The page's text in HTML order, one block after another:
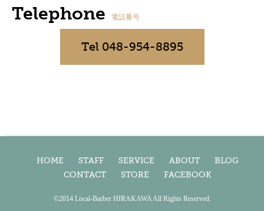
Telephone 電話番号
Tel 048-954-8895
HOME STAFF SERVICE ABOUT
BLOG
CONTACT
STORE FACEBOOK
©2014 Local-Barber HIRAKAWA All Rights Reserved.